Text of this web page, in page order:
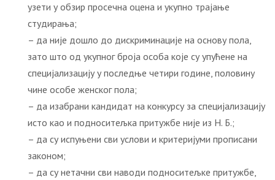
узети у обзир просечна оцена и укупно трајање
студирања;
– да није дошло до дискриминације на основу пола,
зато што од укупног броја особа које су упућене на
специјализацију у последње четири године, половину
чине особе женског пола;
– да изабрани кандидат на конкурсу за специјализацију
исто као и подноситељка притужбе није из Н. Б.;
– да су испуњени сви услови и критеријуми прописани
законом;
– да су нетачни сви наводи подноситељке притужбе,